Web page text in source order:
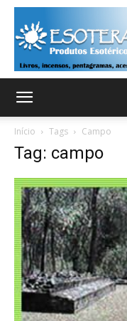
Início Tags Campo
Tag: campo